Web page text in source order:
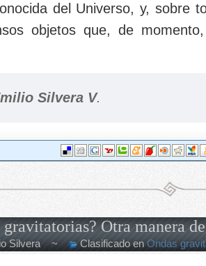
del Universo, y, sobre
objetos que, de
Silvera V.
gravitatorias? Otra manera
Silvera ~ Clasificado enOndas